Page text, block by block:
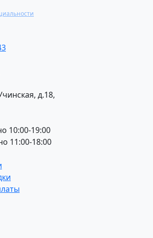
д.18,
10:00-19:00
11:00-18:00